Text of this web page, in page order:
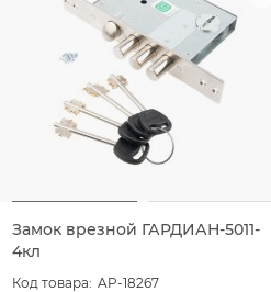
Замок врезной ГАРДИАН-5011-
4кл
AP-18267